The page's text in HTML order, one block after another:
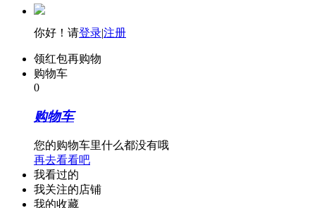
你好！请登录|注册
领红包再购物
购物车
0
购物车
您的购物车里什么都没有哦
再去看看吧
我看过的
我关注的店铺
我的收藏